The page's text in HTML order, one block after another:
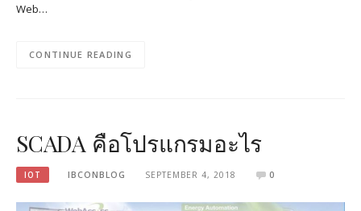
Web…
CONTINUE READING
SCADA คือโปรแกรมอะไร
IOT IBCONBLOG SEPTEMBER 4, 2018 0